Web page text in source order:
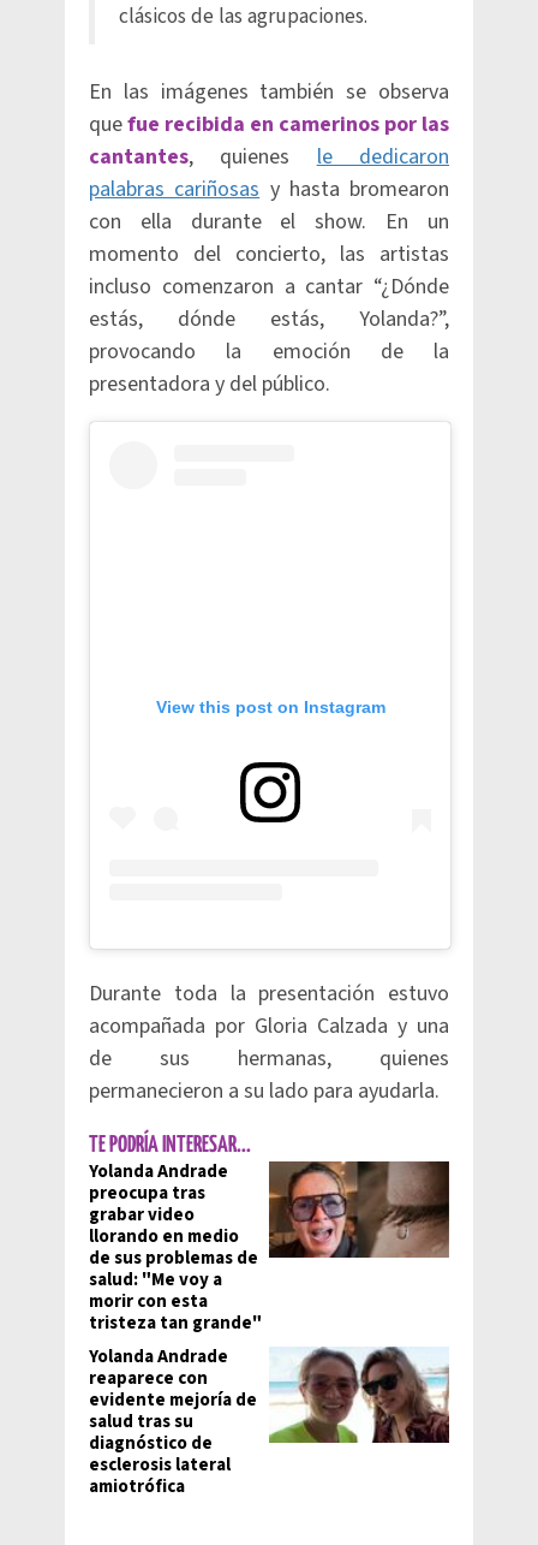
clásicos de las agrupaciones.
En las imágenes también se observa
quefue recibida en camerinos por las
cantantes, quienesle dedicaron
palabras cariñosasy hasta bromearon
con ella durante el show. En un
momento del concierto, las artistas
incluso comenzaron a cantar “¿Dónde
estás, dónde estás, Yolanda?”,
provocando la emoción de la
presentadora y del público.
View this post on Instagram
Durante toda la presentación estuvo
acompañada por Gloria Calzada y una
de sus hermanas, quienes
permanecieron a su lado para ayudarla.
TE PODRÍA INTERESAR...
Yolanda Andrade
preocupa tras
grabar video
llorando en medio
de sus problemas de
salud: "Me voy a
morir con esta
tristeza tan grande"
Yolanda Andrade
reaparece con
evidente mejoría de
salud tras su
diagnóstico de
esclerosis lateral
amiotrófica